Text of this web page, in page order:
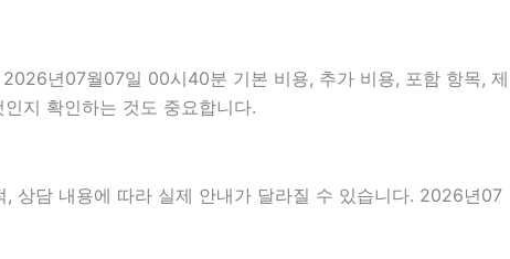
년07월07일 00시40분 기본 비용, 추가 비용, 포함 항목, 제
지 확인하는 것도 중요합니다.
상담 내용에 따라 실제 안내가 달라질 수 있습니다. 2026년07